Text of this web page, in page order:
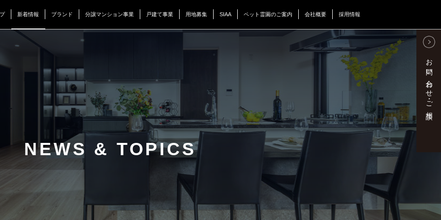
新着情報 ブランド 分譲マンション事業 戸建て事業 用地募集 SIAA ペット霊園のご案内 会社概要 採用情報
お問い合わせ・ご相談
NEWS & TOPICS